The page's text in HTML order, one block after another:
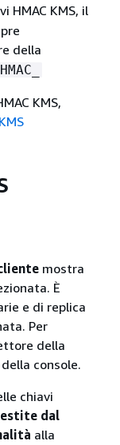
HMAC KMS, il
della
HMAC_
KMS,
mostra
È
e di replica
Per
della
console.
chiavi
dal
alla